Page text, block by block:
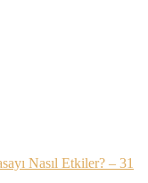
Nasıl Etkiler? – 31